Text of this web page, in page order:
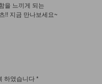
을 느끼게 되는
!! 지금 만나보세요~
하였습니다 *